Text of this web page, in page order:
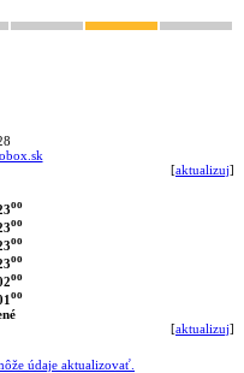
[aktualizuj]
oo
oo
oo
oo
oo
oo
[aktualizuj]
údaje aktualizovať.